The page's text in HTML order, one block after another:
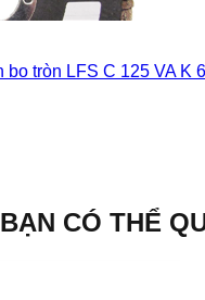
tròn LFS C 125 VA K
CÓ THỂ